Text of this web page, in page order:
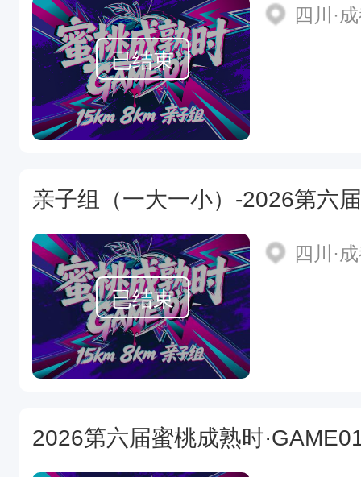
已结束
四川·
已结束
四川·
2026第六届蜜桃成熟时